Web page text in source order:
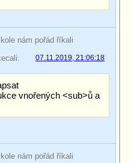
nám pořád říkali
07.11.2019, 21:06:18
vnořených <sub>ů a
nám pořád říkali